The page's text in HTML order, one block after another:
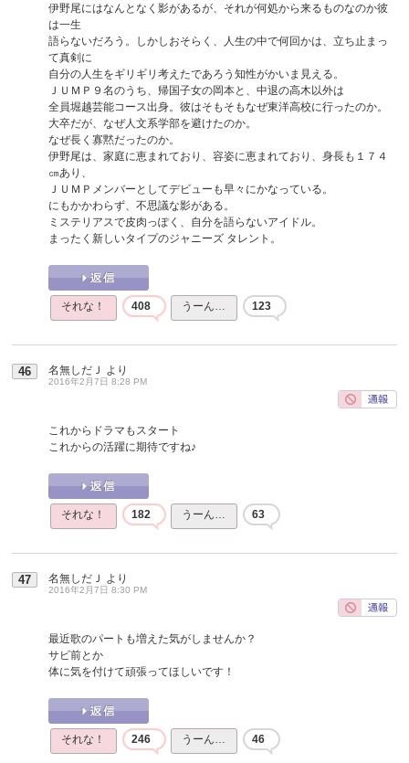
伊野尾にはなんとなく影があるが、それが何処から来るものなのか彼
は一生
語らないだろう。しかしおそらく、人生の中で何回かは、立ち止まっ
て真剣に
自分の人生をギリギリ考えたであろう知性がかいま見える。
ＪＵＭＰ９名のうち、帰国子女の岡本と、中退の高木以外は
全員堀越芸能コース出身。彼はそもそもなぜ東洋高校に行ったのか。
大卒だが、なぜ人文系学部を避けたのか。
なぜ長く寡黙だったのか。
伊野尾は、家庭に恵まれており、容姿に恵まれており、身長も１７４
㎝あり、
ＪＵＭＰメンバーとしてデビューも早々にかなっている。
にもかかわらず、不思議な影がある。
ミステリアスで皮肉っぽく、自分を語らないアイドル。
まったく新しいタイプのジャニーズ タレント。
それな！ 408 うーん… 123
46 名無しだＪ より
2016年2月7日 8:28 PM
これからドラマもスタート
これからの活躍に期待ですね♪
それな！ 182 うーん… 63
47 名無しだＪ より
2016年2月7日 8:30 PM
最近歌のパートも増えた気がしませんか？
サビ前とか
体に気を付けて頑張ってほしいです！
それな！ 246 うーん… 46